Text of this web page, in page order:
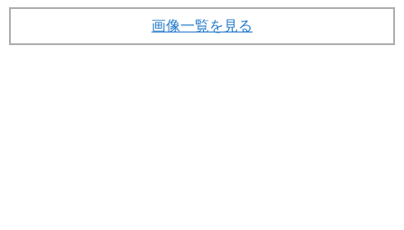
画像一覧を見る